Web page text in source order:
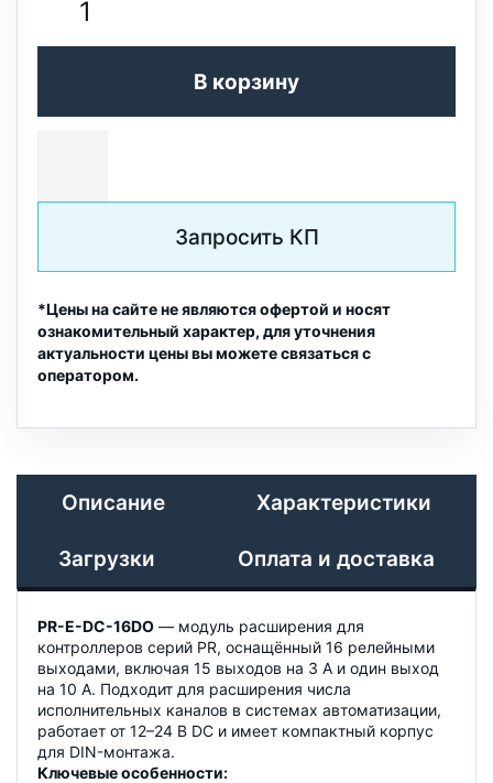
В корзину
Запросить КП
*Цены на сайте не являются офертой и носят
ознакомительный характер, для уточнения
актуальности цены вы можете связаться с
оператором.
Описание Характеристики
Загрузки Оплата и доставка
PR-E-DC-16DO — модуль расширения для
контроллеров серий PR, оснащённый 16 релейными
выходами, включая 15 выходов на 3 А и один выход
на 10 А. Подходит для расширения числа
исполнительных каналов в системах автоматизации,
работает от 12–24 В DC и имеет компактный корпус
для DIN-монтажа.
Ключевые особенности: